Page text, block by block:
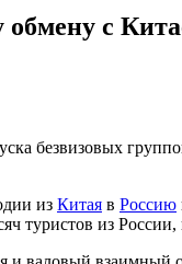
обмену с
безвизовых
из Китая в Россию
туристов из